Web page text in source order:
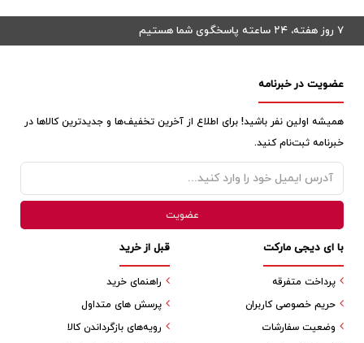
۷ روز هفته، ۲۴ ساعته پاسخگوی شما هستیم
عضویت در خبرنامه
همیشه اولین نفر باشید! برای اطلاع از آخرین تخفیف‌ها و جدیدترین کالاها در
خبرنامه ثبت‌نام کنید.
قبل از خرید
راهنمای خرید
پرسش های متداول
رویه‌های بازگرداندن کالا
با ای دیجی مارکت
پرداخت متفرقه
حریم خصوصی کاربران
وضعیت سفارشات